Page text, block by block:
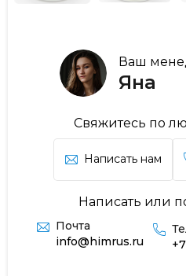
Ваш
Яна
Свяжитесь по
Написать нам
Написать или
Почта
info@himrus.ru